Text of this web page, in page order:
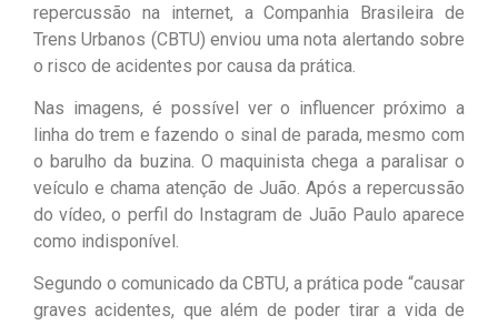
repercussão na internet, a Companhia Brasileira de
Trens Urbanos (CBTU) enviou uma nota alertando sobre
o risco de acidentes por causa da prática.
Nas imagens, é possível ver o influencer próximo a
linha do trem e fazendo o sinal de parada, mesmo com
o barulho da buzina. O maquinista chega a paralisar o
veículo e chama atenção de Juão. Após a repercussão
do vídeo, o perfil do Instagram de Juão Paulo aparece
como indisponível.
Segundo o comunicado da CBTU, a prática pode “causar
graves acidentes, que além de poder tirar a vida de